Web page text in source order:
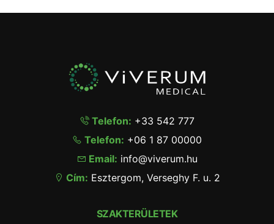
Telefon: +33 542 777
Telefon: +06 1 87 00000
Email: info@viverum.hu
Cím: Esztergom, Verseghy F. u. 2
SZAKTERÜLETEK